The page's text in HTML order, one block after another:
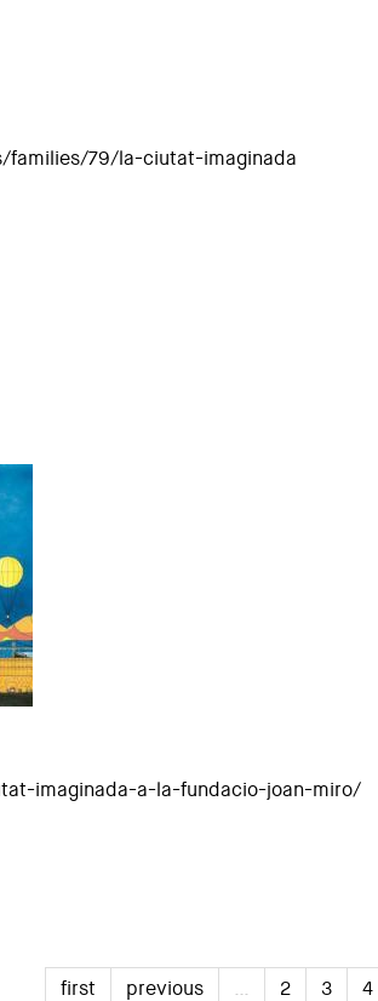
79/la-ciutat-imaginada
imaginada-a-la-fundacio-joan-miro/
first previous … 2 3 4